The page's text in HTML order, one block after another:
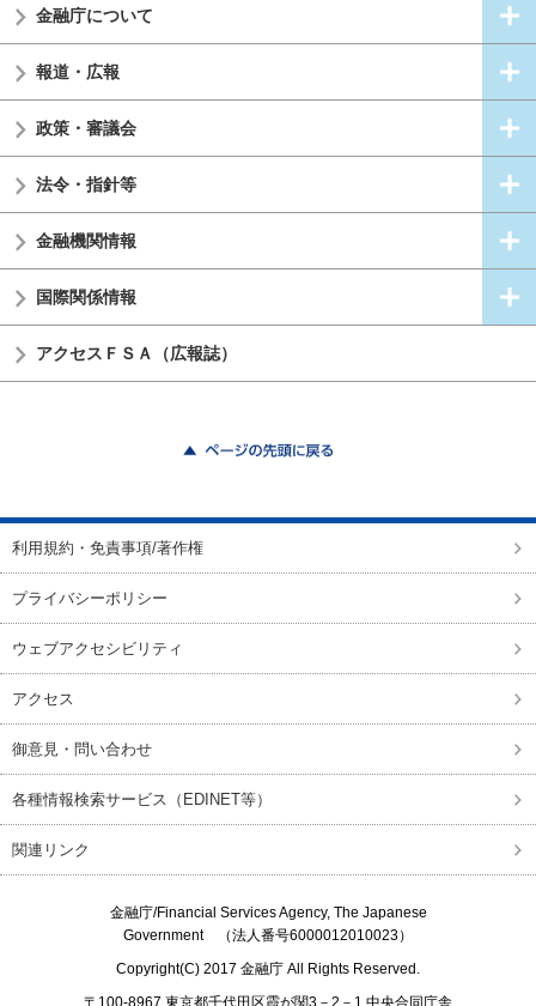
金融庁について
報道・広報
政策・審議会
法令・指針等
金融機関情報
国際関係情報
アクセスＦＳＡ（広報誌）
利用規約・免責事項/著作権
プライバシーポリシー
ウェブアクセシビリティ
アクセス
御意見・問い合わせ
各種情報検索サービス（EDINET等）
関連リンク
金融庁/Financial Services Agency, The Japanese
Government（法人番号6000012010023）
Copyright(C) 2017 金融庁 All Rights Reserved.